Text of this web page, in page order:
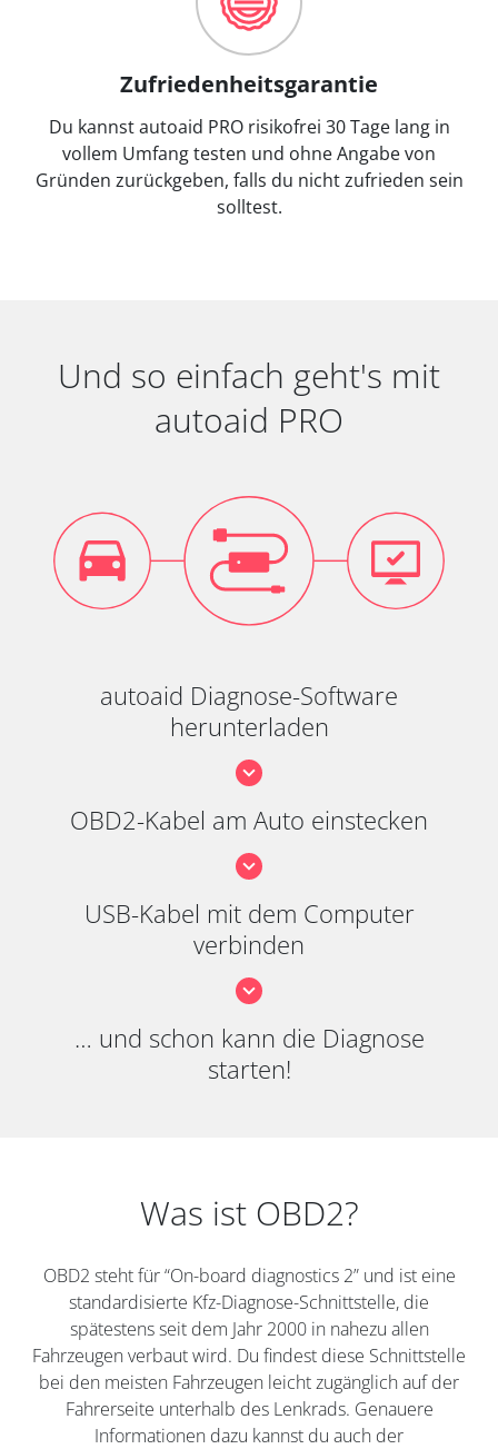
Zufriedenheitsgarantie
Du kannst autoaid PRO risikofrei 30 Tage lang in
vollem Umfang testen und ohne Angabe von
Gründen zurückgeben, falls du nicht zufrieden sein
solltest.
Und so einfach geht's mit
autoaid PRO
autoaid Diagnose-Software
herunterladen
OBD2-Kabel am Auto einstecken
USB-Kabel mit dem Computer
verbinden
… und schon kann die Diagnose
starten!
Was ist OBD2?
OBD2 steht für “On-board diagnostics 2” und ist eine
standardisierte Kfz-Diagnose-Schnittstelle, die
spätestens seit dem Jahr 2000 in nahezu allen
Fahrzeugen verbaut wird. Du findest diese Schnittstelle
bei den meisten Fahrzeugen leicht zugänglich auf der
Fahrerseite unterhalb des Lenkrads. Genauere
Informationen dazu kannst du auch der